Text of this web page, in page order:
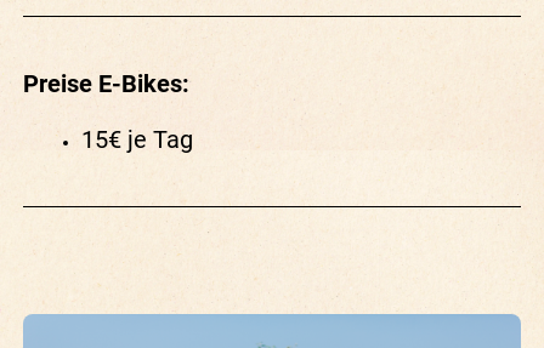
Preise E-Bikes:
15€ je Tag